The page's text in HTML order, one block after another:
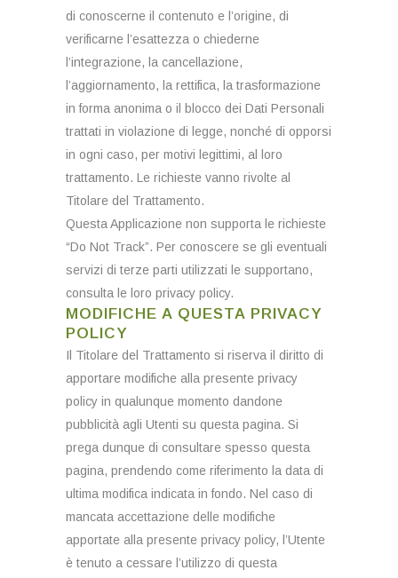
di conoscerne il contenuto e l’origine, di
verificarne l’esattezza o chiederne
l’integrazione, la cancellazione,
l’aggiornamento, la rettifica, la trasformazione
in forma anonima o il blocco dei Dati Personali
trattati in violazione di legge, nonché di opporsi
in ogni caso, per motivi legittimi, al loro
trattamento. Le richieste vanno rivolte al
Titolare del Trattamento.
Questa Applicazione non supporta le richieste
“Do Not Track”. Per conoscere se gli eventuali
servizi di terze parti utilizzati le supportano,
consulta le loro privacy policy.
MODIFICHE A QUESTA PRIVACY
POLICY
Il Titolare del Trattamento si riserva il diritto di
apportare modifiche alla presente privacy
policy in qualunque momento dandone
pubblicità agli Utenti su questa pagina. Si
prega dunque di consultare spesso questa
pagina, prendendo come riferimento la data di
ultima modifica indicata in fondo. Nel caso di
mancata accettazione delle modifiche
apportate alla presente privacy policy, l’Utente
è tenuto a cessare l’utilizzo di questa